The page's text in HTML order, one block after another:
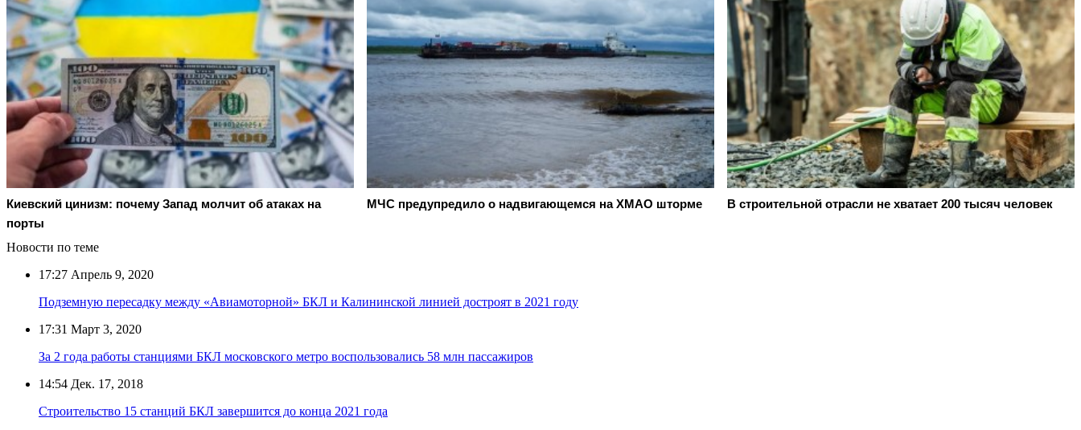
Киевский цинизм: почему Запад молчит об атаках на
порты
МЧС предупредило о надвигающемся на ХМАО шторме В строительной отрасли не хватает 200 тысяч человек
Новости по теме
17:27 Апрель 9, 2020
Подземную пересадку между «Авиамоторной» БКЛ и Калининской линией достроят в 2021 году
17:31 Март 3, 2020
За 2 года работы станциями БКЛ московского метро воспользовались 58 млн пассажиров
14:54 Дек. 17, 2018
Строительство 15 станций БКЛ завершится до конца 2021 года